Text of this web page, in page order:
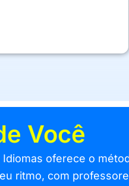
Você
oferece o
ritmo, com